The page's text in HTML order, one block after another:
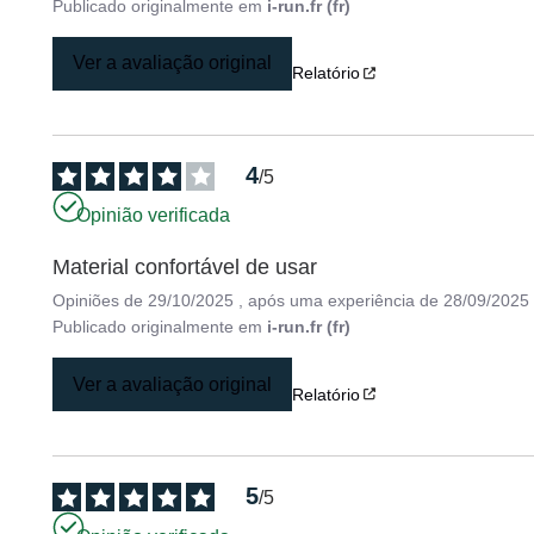
Publicado originalmente em i-run.fr (fr)
Ver a avaliação original Relatório
4/5
Opinião verificada
Material confortável de usar
Opiniões de 29/10/2025 , após uma experiência de 28/09/2025
Publicado originalmente em i-run.fr (fr)
Ver a avaliação original Relatório
5/5